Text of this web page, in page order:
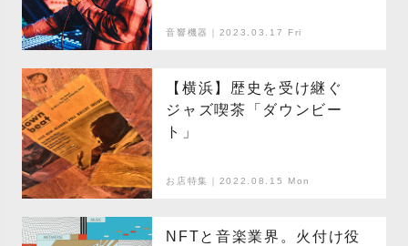
エンジニア）
音響機器｜2023.03.17 Fri
【横浜】歴史を受け継ぐ
ジャズ喫茶「ダウンビー
ト」
お店特集｜2022.08.15 Mon
NFTと音楽業界。火付け役